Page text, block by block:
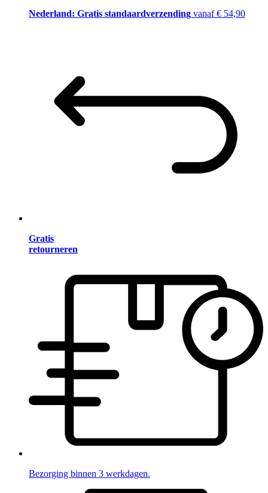
Nederland: Gratis standaardverzending vanaf € 54,90
Gratis
retourneren
Bezorging binnen 3 werkdagen.